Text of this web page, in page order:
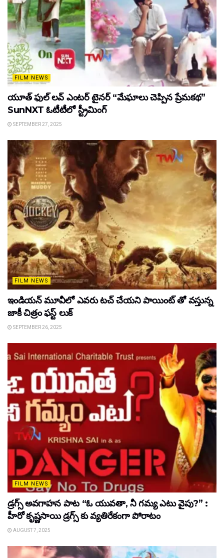
FILM NEWS
యూత్ ఫుల్ లవ్ ఎంటర్ టైనర్ “మేఘాలు చెప్పిన ప్రేమకథ”
SunNXT ఓటీటీలో స్ట్రీమింగ్
SEPTEMBER 27, 2025
FILM NEWS
ఇండియన్ మూవీలో ఎవరు టచ్ చేయని పాయింట్ తో వస్తున్న
జాకీ చిత్రం ఫస్ట్ లుక్
SEPTEMBER 26, 2025
FILM NEWS
డ్రగ్స్ అవగాహన పాట “ఓ యువతా, నీ గమ్య ఎటు వైపు?” :
హీరో కృష్ణసాయి డ్రగ్స్ కు వ్యతిరేకంగా పోరాటం
AUGUST 7, 2025